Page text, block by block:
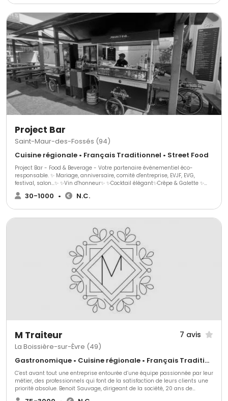
Project Bar
Saint-Maur-des-Fossés (94)
Cuisine régionale • Français Traditionnel • Street Food
Project Bar - Food & Beverage - Votre partenaire événementiel éco-
responsable. ✨ Mariage, anniversaire, comité d'entreprise, EVJF, EVG,
festival, salon...✨ ✨Vin d'honneur✨ ✨Cocktail élégant✨Crêpe & Galette ✨
Des boissons rafraîchissantes, des saveurs gourmandes et un
engagement envers l'environnement. Chez Project Bar, nous sommes fiers
30-1000 • N.C.
M Traiteur 7 avis
La Boissière-sur-Èvre (49)
Gastronomique • Cuisine régionale • Français Traditionnel
C’est avant tout une entreprise entourée d’une équipe passionnée par leur
métier, des professionnels qui font de la satisfaction de leurs clients une
priorité absolue. Benoit Sauvage, dirigeant de la société, 20 ans de
carrière dans l’évènement, dont 15 ans en tant que directeur de salle au